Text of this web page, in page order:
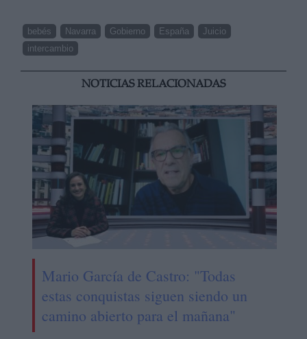
bebés Navarra Gobierno España
Juicio
intercambio
NOTICIAS RELACIONADAS
Mario García de Castro: "Todas
estas conquistas siguen siendo un
camino abierto para el mañana"